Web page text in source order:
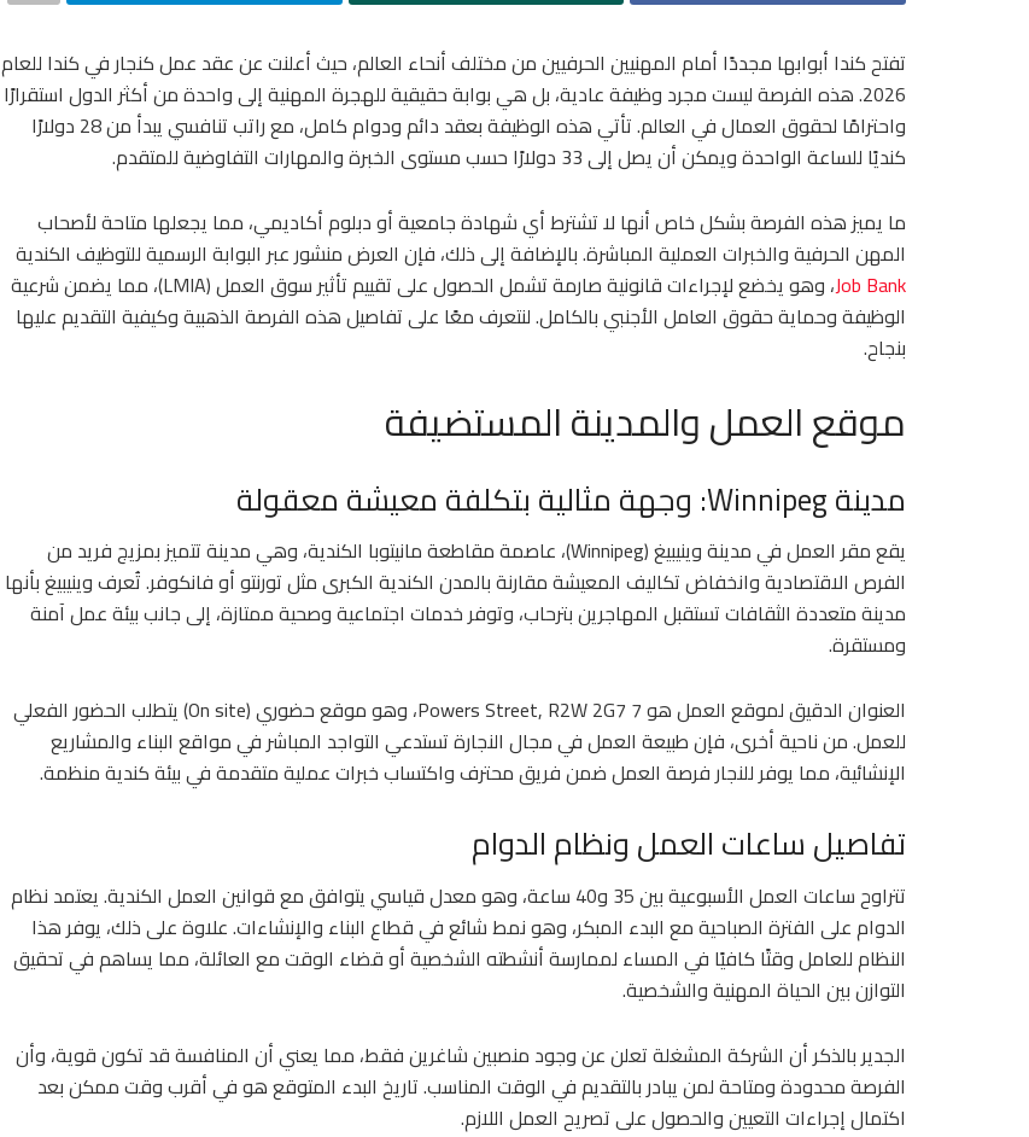
تفتح كندا أبوابها مجددًا أمام المهنيين الحرفيين من مختلف أنحاء العالم، حيث أعلنت عن عقد عمل كنجار في كندا للعام
2026. هذه الفرصة ليست مجرد وظيفة عادية، بل هي بوابة حقيقية للهجرة المهنية إلى واحدة من أكثر الدول استقرارًا
واحترامًا لحقوق العمال في العالم. تأتي هذه الوظيفة بعقد دائم ودوام كامل، مع راتب تنافسي يبدأ من 28 دولارًا
كنديًا للساعة الواحدة ويمكن أن يصل إلى 33 دولارًا حسب مستوى الخبرة والمهارات التفاوضية للمتقدم.
ما يميز هذه الفرصة بشكل خاص أنها لا تشترط أي شهادة جامعية أو دبلوم أكاديمي، مما يجعلها متاحة لأصحاب
المهن الحرفية والخبرات العملية المباشرة. بالإضافة إلى ذلك، فإن العرض منشور عبر البوابة الرسمية للتوظيف الكندية
Job Bank
، وهو يخضع لإجراءات قانونية صارمة تشمل الحصول على تقييم تأثير سوق العمل (LMIA)، مما يضمن شرعية
الوظيفة وحماية حقوق العامل الأجنبي بالكامل. لنتعرف معًا على تفاصيل هذه الفرصة الذهبية وكيفية التقديم عليها
بنجاح.
موقع العمل والمدينة المستضيفة
مدينة Winnipeg: وجهة مثالية بتكلفة معيشة معقولة
يقع مقر العمل في مدينة وينيبيغ (Winnipeg)، عاصمة مقاطعة مانيتوبا الكندية، وهي مدينة تتميز بمزيج فريد من
الفرص الاقتصادية وانخفاض تكاليف المعيشة مقارنة بالمدن الكندية الكبرى مثل تورنتو أو فانكوفر. تُعرف وينيبيغ بأنها
مدينة متعددة الثقافات تستقبل المهاجرين بترحاب، وتوفر خدمات اجتماعية وصحية ممتازة، إلى جانب بيئة عمل آمنة
ومستقرة.
العنوان الدقيق لموقع العمل هو 7 Powers Street, R2W 2G7، وهو موقع حضوري (On site) يتطلب الحضور الفعلي
للعمل. من ناحية أخرى، فإن طبيعة العمل في مجال النجارة تستدعي التواجد المباشر في مواقع البناء والمشاريع
الإنشائية، مما يوفر للنجار فرصة العمل ضمن فريق محترف واكتساب خبرات عملية متقدمة في بيئة كندية منظمة.
تفاصيل ساعات العمل ونظام الدوام
تتراوح ساعات العمل الأسبوعية بين 35 و40 ساعة، وهو معدل قياسي يتوافق مع قوانين العمل الكندية. يعتمد نظام
الدوام على الفترة الصباحية مع البدء المبكر، وهو نمط شائع في قطاع البناء والإنشاءات. علاوة على ذلك، يوفر هذا
النظام للعامل وقتًا كافيًا في المساء لممارسة أنشطته الشخصية أو قضاء الوقت مع العائلة، مما يساهم في تحقيق
التوازن بين الحياة المهنية والشخصية.
الجدير بالذكر أن الشركة المشغلة تعلن عن وجود منصبين شاغرين فقط، مما يعني أن المنافسة قد تكون قوية، وأن
الفرصة محدودة ومتاحة لمن يبادر بالتقديم في الوقت المناسب. تاريخ البدء المتوقع هو في أقرب وقت ممكن بعد
اكتمال إجراءات التعيين والحصول على تصريح العمل اللازم.